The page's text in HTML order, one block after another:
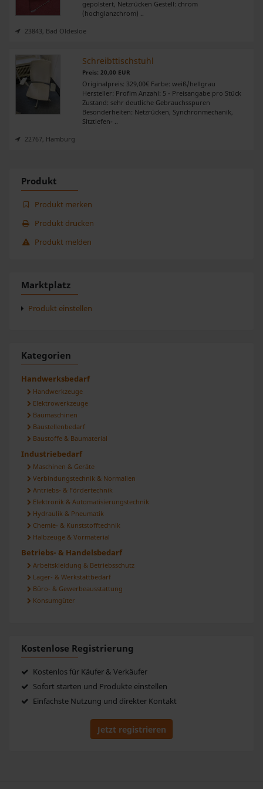
gepolstert, Netzrücken Gestell: chrom
(hochglanzchrom) ..
23843, Bad Oldesloe
Schreibttischstuhl
Preis: 20,00 EUR
Originalpreis: 329,00€ Farbe: weiß/hellgrau
Hersteller: Profim Anzahl: 5 - Preisangabe pro Stück
Zustand: sehr deutliche Gebrauchsspuren
Besonderheiten: Netzrücken, Synchronmechanik,
Sitztiefen- ..
22767, Hamburg
Produkt
Produkt merken
Produkt drucken
Produkt melden
Marktplatz
Produkt einstellen
Kategorien
Handwerksbedarf
Handwerkzeuge
Elektrowerkzeuge
Baumaschinen
Baustellenbedarf
Baustoffe & Baumaterial
Industriebedarf
Maschinen & Geräte
Verbindungstechnik & Normalien
Antriebs- & Fördertechnik
Elektronik & Automatisierungstechnik
Hydraulik & Pneumatik
Chemie- & Kunststofftechnik
Halbzeuge & Vormaterial
Betriebs- & Handelsbedarf
Arbeitskleidung & Betriebsschutz
Lager- & Werkstattbedarf
Büro- & Gewerbeausstattung
Konsumgüter
Kostenlose Registrierung
Kostenlos für Käufer & Verkäufer
Sofort starten und Produkte einstellen
Einfachste Nutzung und direkter Kontakt
Jetzt registrieren